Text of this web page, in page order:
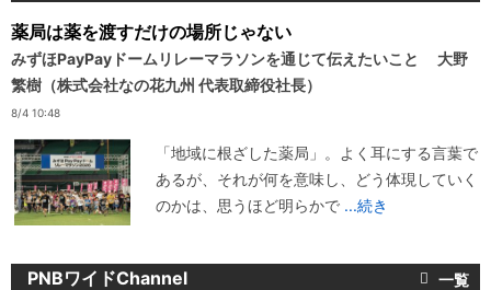
薬局は薬を渡すだけの場所じゃない
みずほPayPayドームリレーマラソンを通じて伝えたいこと 大野
繁樹（株式会社なの花九州 代表取締役社長）
8/4 10:48
「地域に根ざした薬局」。よく耳にする言葉で
あるが、それが何を意味し、どう体現していく
のかは、思うほど明らかで ...続き
PNBワイドChannel